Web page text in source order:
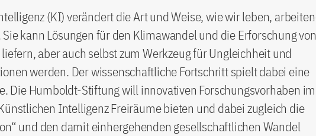
(KI) verändert die Art und Weise, wie wir leben, arbeiten
kann Lösungen für den Klimawandel und die Erforschung von
aber auch selbst zum Werkzeug für Ungleichheit und
werden. Der wissenschaftliche Fortschritt spielt dabei eine
Die Humboldt-Stiftung will innovativen Forschungsvorhaben im
Intelligenz Freiräume bieten und dabei zugleich die
und den damit einhergehenden gesellschaftlichen Wandel